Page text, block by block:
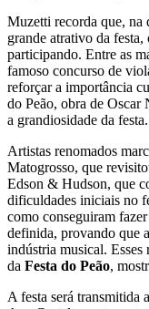
Muzetti recorda que, na
grande atrativo da
participando. Entre as
famoso concurso de
reforçar a importância
do Peão, obra de Oscar
a grandiosidade da festa.
Artistas renomados
Matogrosso, que
Edson & Hudson, que
dificuldades iniciais no
como conseguiram
definida, provando que
indústria musical. Esses
da Festa do Peão,
A festa será transmitida